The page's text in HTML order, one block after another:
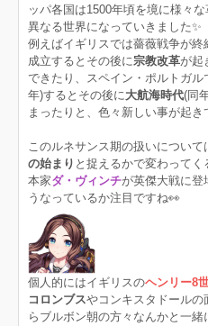
ッパ各国は1500年頃を境に様々
異なる世界になっていきました✨
例えばイギリスでは薔薇戦争が
成立するとその後に宗教改革が起
できたり、スペイン・ポルトガ
年)するとその後に大航海時代(同
まったりと、色々新しい事が起き
このルネサンス期の扱いについて
の始まり と捉えるかで変わってく
本家ダ・ヴィンチが英傑大戦に登
うなっているか注目ですね👀
個人的にはイギリスのヘンリー8
コロンブスやコンキスタドールの
らブルボン朝の方々なんかと一緒